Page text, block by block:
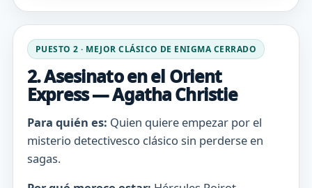
PUESTO 2 · MEJOR CLÁSICO DE ENIGMA CERRADO
2. Asesinato en el Orient
Express — Agatha Christie
Para quién es: Quien quiere empezar por el
misterio detectivesco clásico sin perderse en
sagas.